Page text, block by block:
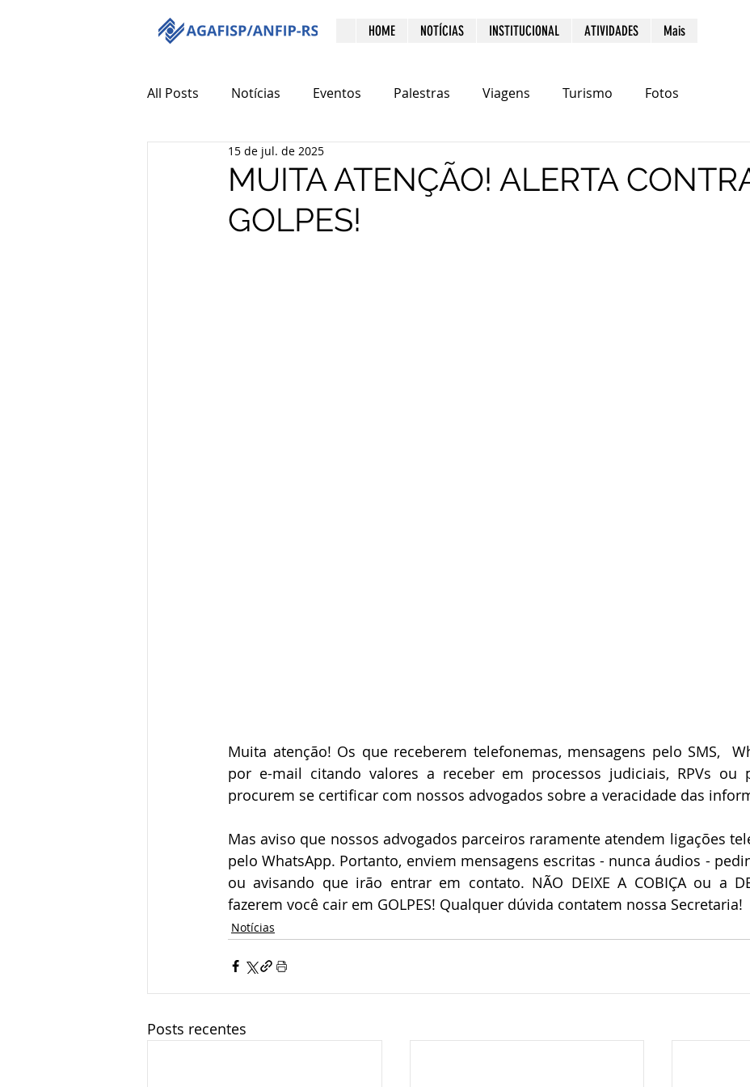
HOME NOTÍCIAS INSTITUCIONAL ATIVIDADES Mais
All Posts Notícias Eventos Palestras Viagens Turismo Fotos
MUITA ATENÇÃO! ALERTA
GOLPES!
15 de jul. de 2025
Muita atenção! Os que receberem telefonemas, mensagens pelo SMS,
por e-mail citando valores a receber em processos judiciais, RPVs ou
procurem se certificar com nossos advogados sobre a veracidade das
Mas aviso que nossos advogados parceiros raramente atendem ligações
pelo WhatsApp. Portanto, enviem mensagens escritas - nunca áudios -
ou avisando que irão entrar em contato. NÃO DEIXE A COBIÇA ou a
fazerem você cair em GOLPES! Qualquer dúvida contatem nossa Secretaria!
Notícias
Posts recentes